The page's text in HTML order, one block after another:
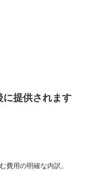
提供されます
費用の明確な内訳。